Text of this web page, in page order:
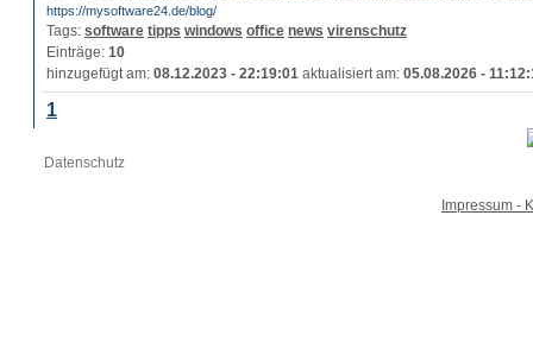
https://mysoftware24.de/blog/
Tags: software tipps windows office news virenschutz
Einträge: 10
hinzugefügt am: 08.12.2023 - 22:19:01 aktualisiert am: 05.08.2026 -
1
Datenschutz
Impressum -